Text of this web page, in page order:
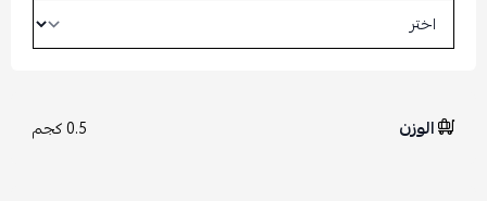
الوزن 0.5 كجم